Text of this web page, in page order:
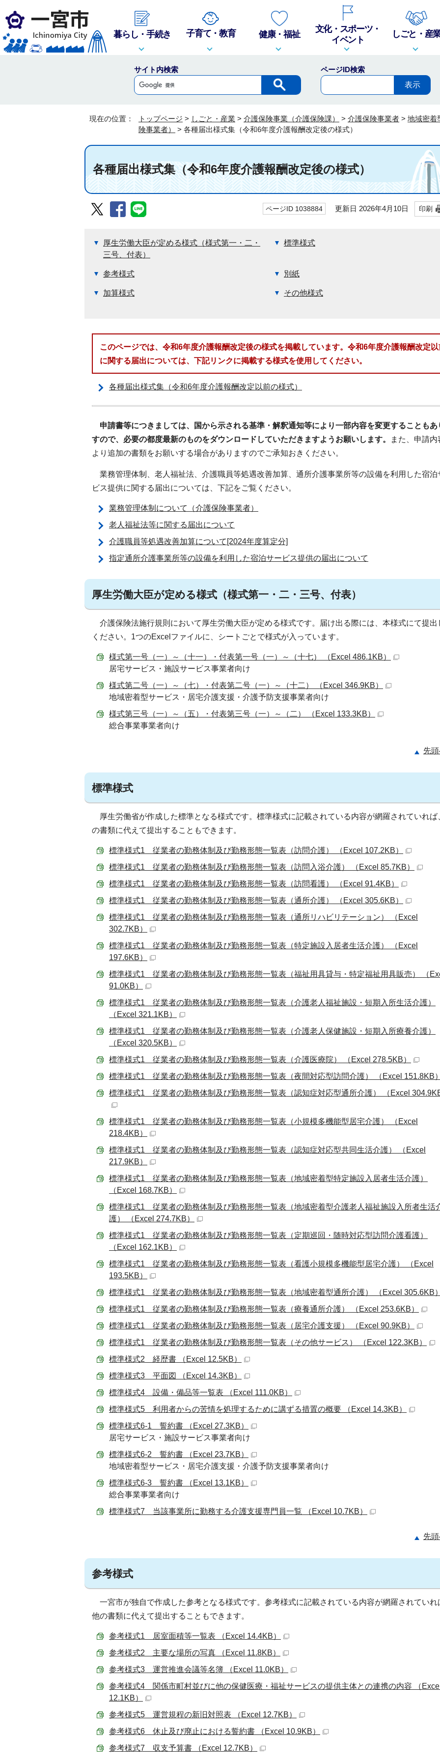
暮らし・手続き 子育て・教育 健康・福祉
文化・スポーツ・
イベント
しごと・産
サイト内検索 ページID検索
現在の位置： トップページ > しごと・産業 > 介護保険事業（介護保険課） > 介護保険事業者 > 地域密着
険事業者）
> 各種届出様式集（令和6年度介護報酬改定後の様式）
各種届出様式集（令和6年度介護報酬改定後の様式）
ページID 1038884 更新日 2026年4月10日 印刷
厚生労働大臣が定める様式（様式第一・二・
三号、付表）
標準様式
参考様式 別紙
加算様式 その他様式
このページでは、令和6年度介護報酬改定後の様式を掲載しています。令和6年度介護報酬改定以
に関する届出については、下記リンクに掲載する様式を使用してください。
各種届出様式集（令和6年度介護報酬改定以前の様式）
申請書等につきましては、国から示される基準・解釈通知等により一部内容を変更することもあ
すので、必要の都度最新のものをダウンロードしていただきますようお願いします。
また、申請内
より追加の書類をお願いする場合がありますのでご承知おきください。
業務管理体制、老人福祉法、介護職員等処遇改善加算、通所介護事業所等の設備を利用した宿泊
ビス提供に関する届出については、下記をご覧ください。
業務管理体制について（介護保険事業者）
老人福祉法等に関する届出について
介護職員等処遇改善加算について[2024年度算定分]
指定通所介護事業所等の設備を利用した宿泊サービス提供の届出について
厚生労働大臣が定める様式（様式第一・二・三号、付表）
介護保険法施行規則において厚生労働大臣が定める様式です。届け出る際には、本様式にて提出
ください。1つのExcelファイルに、シートごとで様式が入っています。
様式第一号（一）～（十一）・付表第一号（一）～（十七） （Excel 486.1KB）
居宅サービス・施設サービス事業者向け
様式第二号（一）～（七）・付表第二号（一）～（十二） （Excel 346.9KB）
地域密着型サービス・居宅介護支援・介護予防支援事業者向け
様式第三号（一）～（五）・付表第三号（一）～（二） （Excel 133.3KB）
総合事業事業者向け
先
標準様式
厚生労働省が作成した標準となる様式です。標準様式に記載されている内容が網羅されていれば
の書類に代えて提出することもできます。
標準様式1 従業者の勤務体制及び勤務形態一覧表（訪問介護） （Excel 107.2KB）
標準様式1 従業者の勤務体制及び勤務形態一覧表（訪問入浴介護） （Excel 85.7KB）
標準様式1 従業者の勤務体制及び勤務形態一覧表（訪問看護） （Excel 91.4KB）
標準様式1 従業者の勤務体制及び勤務形態一覧表（通所介護） （Excel 305.6KB）
標準様式1 従業者の勤務体制及び勤務形態一覧表（通所リハビリテーション） （Excel
302.7KB）
標準様式1 従業者の勤務体制及び勤務形態一覧表（特定施設入居者生活介護） （Excel
197.6KB）
標準様式1 従業者の勤務体制及び勤務形態一覧表（福祉用具貸与・特定福祉用具販売） （
91.0KB）
標準様式1 従業者の勤務体制及び勤務形態一覧表（介護老人福祉施設・短期入所生活介護）
（Excel 321.1KB）
標準様式1 従業者の勤務体制及び勤務形態一覧表（介護老人保健施設・短期入所療養介護）
（Excel 320.5KB）
標準様式1 従業者の勤務体制及び勤務形態一覧表（介護医療院） （Excel 278.5KB）
標準様式1 従業者の勤務体制及び勤務形態一覧表（夜間対応型訪問介護） （Excel 151.8KB
標準様式1 従業者の勤務体制及び勤務形態一覧表（認知症対応型通所介護） （Excel
標準様式1 従業者の勤務体制及び勤務形態一覧表（小規模多機能型居宅介護） （Excel
218.4KB）
標準様式1 従業者の勤務体制及び勤務形態一覧表（認知症対応型共同生活介護） （Excel
217.9KB）
標準様式1 従業者の勤務体制及び勤務形態一覧表（地域密着型特定施設入居者生活介護）
（Excel 168.7KB）
標準様式1 従業者の勤務体制及び勤務形態一覧表（地域密着型介護老人福祉施設入所者生活
護） （Excel 274.7KB）
標準様式1 従業者の勤務体制及び勤務形態一覧表（定期巡回・随時対応型訪問介護看護）
（Excel 162.1KB）
標準様式1 従業者の勤務体制及び勤務形態一覧表（看護小規模多機能型居宅介護） （Excel
193.5KB）
標準様式1 従業者の勤務体制及び勤務形態一覧表（地域密着型通所介護） （Excel 305.6KB
標準様式1 従業者の勤務体制及び勤務形態一覧表（療養通所介護） （Excel 253.6KB）
標準様式1 従業者の勤務体制及び勤務形態一覧表（居宅介護支援） （Excel 90.9KB）
標準様式1 従業者の勤務体制及び勤務形態一覧表（その他サービス） （Excel 122.3KB）
標準様式2 経歴書 （Excel 12.5KB）
標準様式3 平面図 （Excel 14.3KB）
標準様式4 設備・備品等一覧表 （Excel 111.0KB）
標準様式5 利用者からの苦情を処理するために講ずる措置の概要 （Excel 14.3KB）
標準様式6-1 誓約書 （Excel 27.3KB）
居宅サービス・施設サービス事業者向け
標準様式6-2 誓約書 （Excel 23.7KB）
地域密着型サービス・居宅介護支援・介護予防支援事業者向け
標準様式6-3 誓約書 （Excel 13.1KB）
総合事業事業者向け
標準様式7 当該事業所に勤務する介護支援専門員一覧 （Excel 10.7KB）
先
参考様式
一宮市が独自で作成した参考となる様式です。参考様式に記載されている内容が網羅されていれ
他の書類に代えて提出することもできます。
参考様式1 居室面積等一覧表 （Excel 14.4KB）
参考様式2 主要な場所の写真 （Excel 11.8KB）
参考様式3 運営推進会議等名簿 （Excel 11.0KB）
参考様式4 関係市町村並びに他の保健医療・福祉サービスの提供主体との連携の内容 （
12.1KB）
参考様式5 運営規程の新旧対照表 （Excel 12.7KB）
参考様式6 休止及び廃止における誓約書 （Excel 10.9KB）
参考様式7 収支予算書 （Excel 12.7KB）